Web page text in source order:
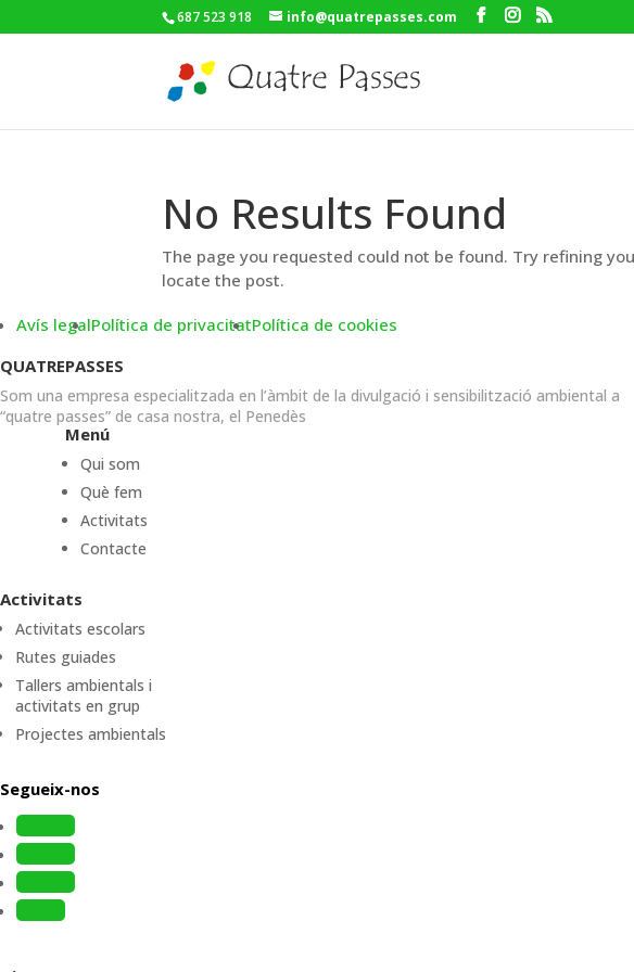
687 523 918 info@quatrepasses.com
No Results Found
The page you requested could not be found. Try refining
locate the post.
Avís legalPolítica de privacitatPolítica de cookies
QUATREPASSES
Som una empresa especialitzada en l’àmbit de la divulgació i sensibilització ambiental a
“quatre passes” de casa nostra, el Penedès
Menú
Qui som
Què fem
Activitats
Contacte
Activitats
Activitats escolars
Rutes guiades
Tallers ambientals i
activitats en grup
Projectes ambientals
Segueix-nos
Follow
Follow
Follow
Follow